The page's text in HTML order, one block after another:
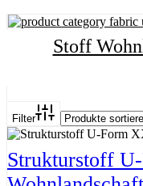
Stoff
Filter
Strukturstoff